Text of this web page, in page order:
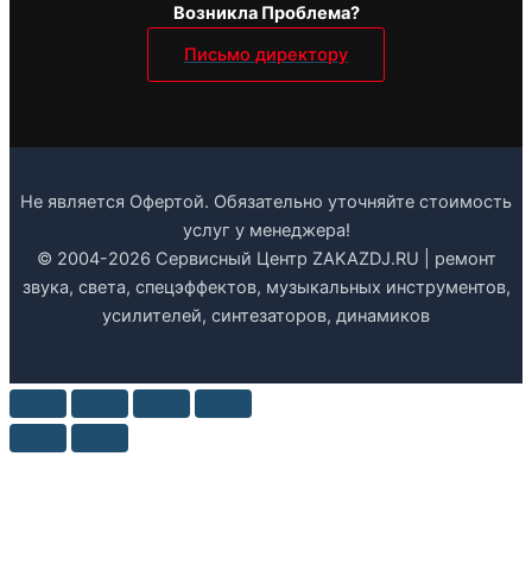
Возникла Проблема?
Письмо директору
Не является Офертой. Обязательно уточняйте стоимость
услуг у менеджера!
© 2004-2026 Сервисный Центр ZAKAZDJ.RU | ремонт
звука, света, спецэффектов, музыкальных инструментов,
усилителей, синтезаторов, динамиков